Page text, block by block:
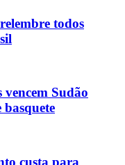
todos
vencem Sudão
basquete
custa para